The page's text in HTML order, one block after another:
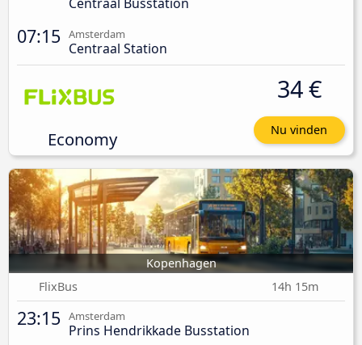
Centraal Busstation
07:15 Amsterdam
Centraal Station
Economy
34 €
Nu vinden
Kopenhagen
FlixBus
14h 15m
23:15 Amsterdam
Prins Hendrikkade Busstation